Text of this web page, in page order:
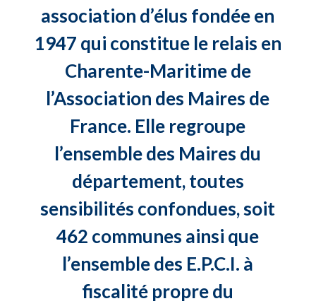
association d’élus fondée en
1947 qui constitue le relais en
Charente-Maritime de
l’Association des Maires de
France. Elle regroupe
l’ensemble des Maires du
département, toutes
sensibilités confondues, soit
462 communes ainsi que
l’ensemble des E.P.C.I. à
fiscalité propre du